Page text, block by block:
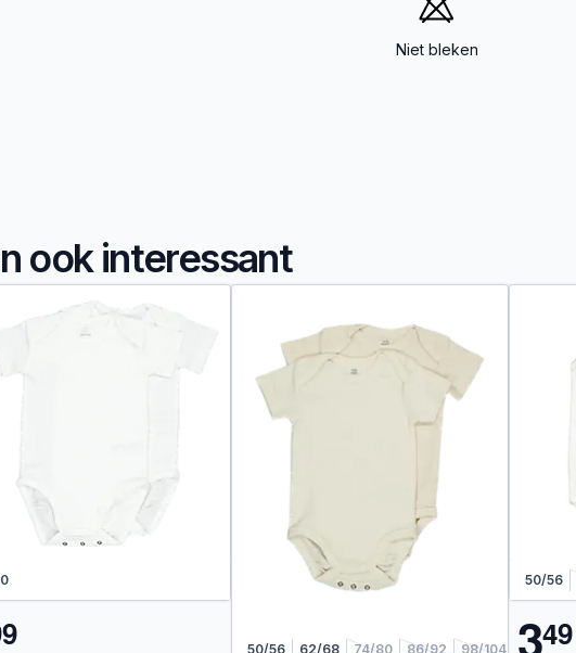
Niet bleken
ook interessant
9 50/56 62/68 74/80 86/92 98/104
50/56
349